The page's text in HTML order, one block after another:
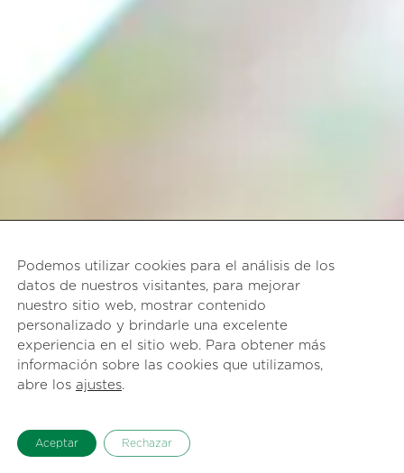
Podemos utilizar cookies para el análisis de los
datos de nuestros visitantes, para mejorar
nuestro sitio web, mostrar contenido
personalizado y brindarle una excelente
experiencia en el sitio web. Para obtener más
información sobre las cookies que utilizamos,
abre los ajustes.
Aceptar Rechazar